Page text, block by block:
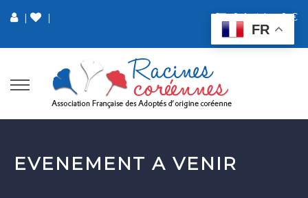
| 0 Article 0 €
|
EVENEMENT A VENIR
FR